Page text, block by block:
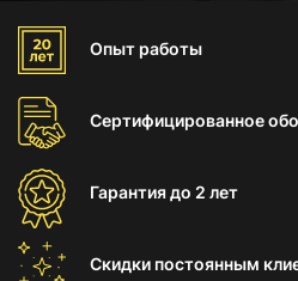
Опыт работы
Сертифицированное
Гарантиядо 2 лет
Скидки постоянным